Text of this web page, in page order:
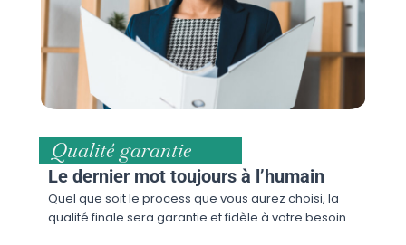
Qualité garantie
Le dernier mot toujours à l’humain
Quel que soit le process que vous aurez choisi, la
qualité finale sera garantie et fidèle à votre besoin.